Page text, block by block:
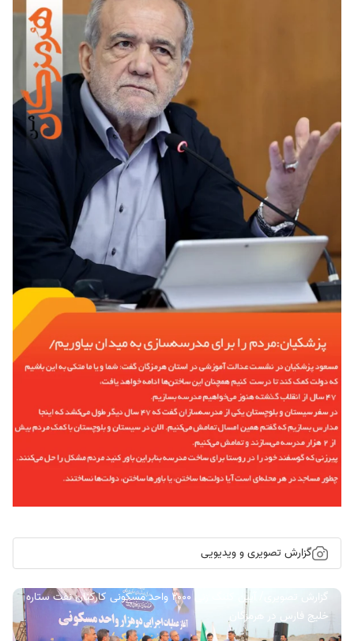
گزارش تصویری و ویدیویی
گزارش تصویری/ آیین کلنگ زنی ۲۰۰۰ واحد مسکونی کارکنان نفت ستاره
خلیج فارس در هرمزگان